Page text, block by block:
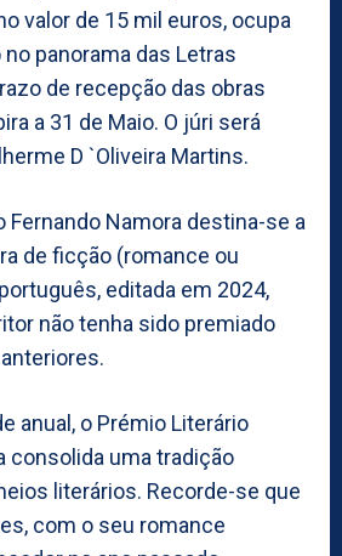
valor de 15 mil euros, ocupa
panorama das Letras
de recepção das obras
a 31 de Maio. O júri será
D `Oliveira Martins.
Fernando Namora destina-se a
de ficção (romance ou
editada em 2024,
não tenha sido premiado
anual, o Prémio Literário
consolida uma tradição
literários. Recorde-se que
com o seu romance